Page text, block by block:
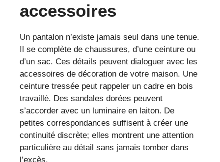
accessoires
Un pantalon n’existe jamais seul dans une tenue.
Il se complète de chaussures, d’une ceinture ou
d’un sac. Ces détails peuvent dialoguer avec les
accessoires de décoration de votre maison. Une
ceinture tressée peut rappeler un cadre en bois
travaillé. Des sandales dorées peuvent
s’accorder avec un luminaire en laiton. De
petites correspondances suffisent à créer une
continuité discrète; elles montrent une attention
particulière au détail sans jamais tomber dans
l’excès.